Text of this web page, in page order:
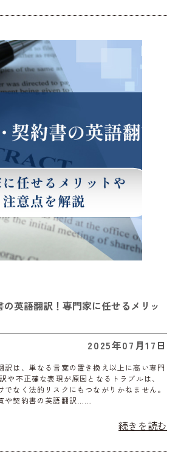
英語翻訳！専門家に任せるメリッ
2025年07月17日
訳は、単なる言葉の置き換え以上に高い専門
や不正確な表現が原因となるトラブルは、
なく法的リスクにもつながりかねません。
や契約書の英語翻訳……
続きを読む